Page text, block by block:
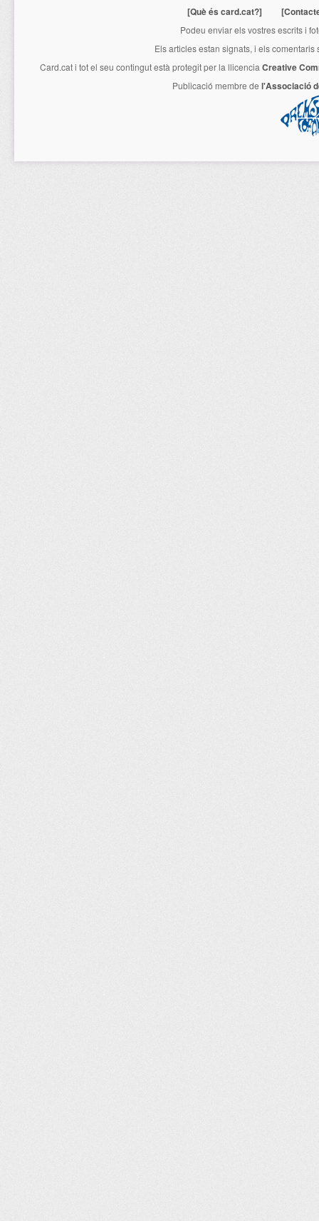
[Què és card.cat?]
Podeu enviar els vostres escrits i
Els articles estan signats, i els
Card.cati tot el seu contingut està protegit per la llicencia Creative
Publicació membre de l'Associació